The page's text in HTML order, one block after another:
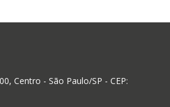
Centro - São Paulo/SP - CEP: